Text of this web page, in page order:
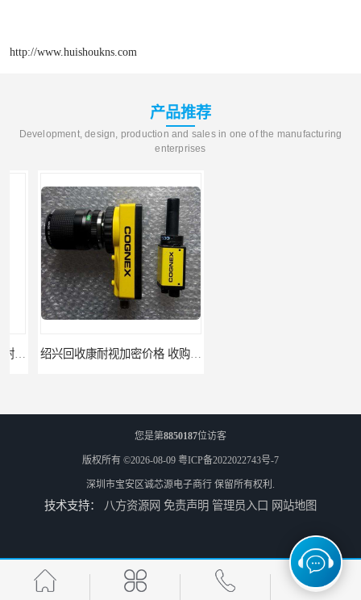
http://www.huishoukns.com
产品推荐
Development, design, production and sales in one of the manufacturing
enterprises
绍兴回收康耐视加密价格 收购康耐视加密狗 支持各种支付方式
湛江回收欧姆龙cpu公司 欧姆龙cpu回收 为您提供优质便捷的服务 回收欧姆龙模块 阳江回收欧姆龙cpu控制器 欧姆龙cpu回收 支持各种支付方式 回收欧姆龙模块
您是第8850187位访客
版权所有 ©2026-08-09 粤ICP备2022022743号-7
深圳市宝安区诚芯源电子商行 保留所有权利.
技术支持： 八方资源网 免责声明 管理员入口 网站地图